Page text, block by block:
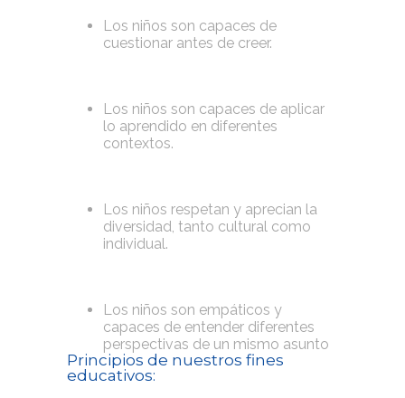
Los niños son capaces de
cuestionar antes de creer.
Los niños son capaces de aplicar
lo aprendido en diferentes
contextos.
Los niños respetan y aprecian la
diversidad, tanto cultural como
individual.
Los niños son empáticos y
capaces de entender diferentes
perspectivas de un mismo asunto
Principios de nuestros fines
educativos: